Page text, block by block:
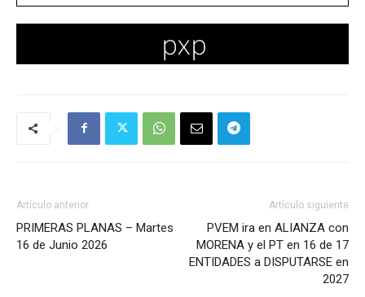
Artículo anterior
PRIMERAS PLANAS – Martes
16 de Junio 2026
Artículo siguiente
PVEM ira en ALIANZA con
MORENA y el PT en 16 de 17
ENTIDADES a DISPUTARSE en
2027